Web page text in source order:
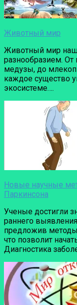
Животный мир
Животный мир
разнообразием. От
медузы, до
каждое существо
экосистеме….
Новые научные
Паркинсона
Ученые достигли
раннего
предложив
что позволит
Диагностика